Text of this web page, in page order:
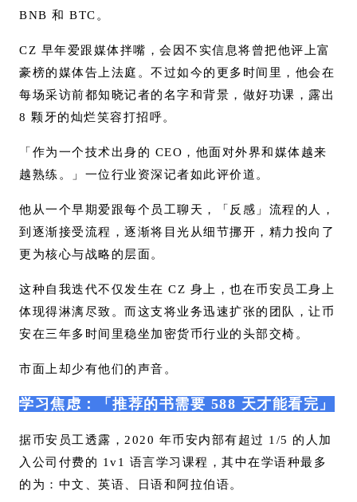
BNB 和 BTC。
CZ 早年爱跟媒体拌嘴，会因不实信息将曾把他评上富
豪榜的媒体告上法庭。不过如今的更多时间里，他会在
每场采访前都知晓记者的名字和背景，做好功课，露出
8 颗牙的灿烂笑容打招呼。
「作为一个技术出身的 CEO，他面对外界和媒体越来
越熟练。」一位行业资深记者如此评价道。
他从一个早期爱跟每个员工聊天，「反感」流程的人，
到逐渐接受流程，逐渐将目光从细节挪开，精力投向了
更为核心与战略的层面。
这种自我迭代不仅发生在 CZ 身上，也在币安员工身上
体现得淋漓尽致。而这支将业务迅速扩张的团队，让币
安在三年多时间里稳坐加密货币行业的头部交椅。
市面上却少有他们的声音。
学习焦虑：「推荐的书需要 588 天才能看完」
据币安员工透露，2020 年币安内部有超过 1/5 的人加
入公司付费的 1v1 语言学习课程，其中在学语种最多
的为：中文、英语、日语和阿拉伯语。